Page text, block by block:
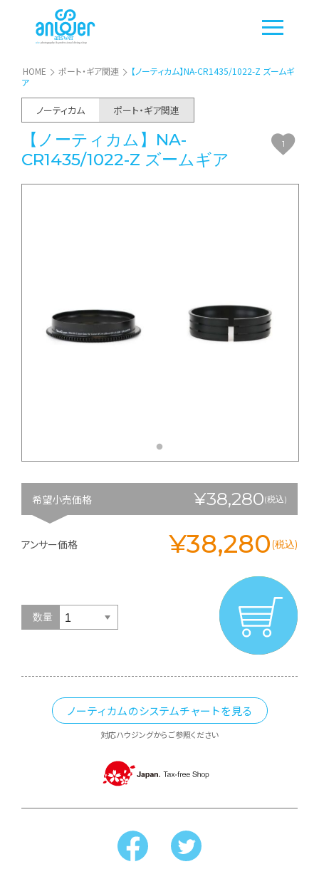
HOME ポート・ギア関連
【ノーティカム】NA-CR1435/1022-Z ズームギ
ア
ノーティカム ポート・ギア関連
【ノーティカム】NA-
CR1435/1022-Z ズームギア
1
希望小売価格 ¥38,280(税込)
アンサー価格 ¥38,280 (税込)
数量
ノーティカムのシステムチャートを見る
対応ハウジングからご参照ください